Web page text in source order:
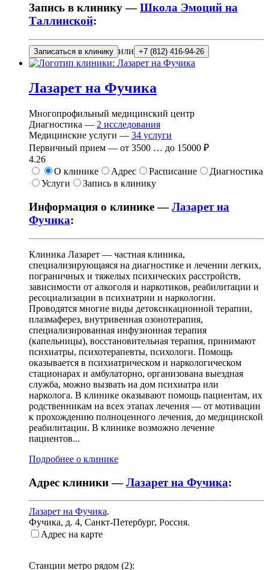
Запись в клинику —Школа Эмоций на
Таллинской:
Записаться в клинику или +7 (812) 416-94-26
Лазарет на Фучика
Многопрофильный медицинский центр
Диагностика — 2 исследования
Медицинские услуги — 34 услуги
Первичный прием — от 3500 … до 15000 ₽
4.26
О клинике
Адрес Расписание
Диагностика
Услуги
Запись в клинику
Информация о клинике —Лазарет на
Фучика:
Клиника Лазарет — частная клиника,
специализирующаяся на диагностике и лечении легких,
пограничных и тяжелых психических расстройств,
зависимости от алкоголя и наркотиков, реабилитации и
ресоциализации в психиатрии и наркологии.
Проводятся многие виды детоксикационной терапии,
плазмаферез, внутривенная озонотерапия,
специализированная инфузионная терапия
(капельницы), восстановительная терапия, принимают
психиатры, психотерапевты, психологи. Помощь
оказывается в психиатрическом и наркологическом
стационарах и амбулаторно, организована выездная
служба, можно вызвать на дом психиатра или
нарколога. В клинике оказывают помощь пациентам, их
родственникам на всех этапах лечения — от мотивации
к прохождению полноценного лечения, до медицинской
реабилитации. В клинике возможно лечение
пациентов...
Подробнее о клинике
Адрес клиники —Лазарет на Фучика:
Лазарет на Фучика.
Фучика, д. 4, Санкт-Петербург, Россия.
Адрес на карте
Станции метро рядом (2):